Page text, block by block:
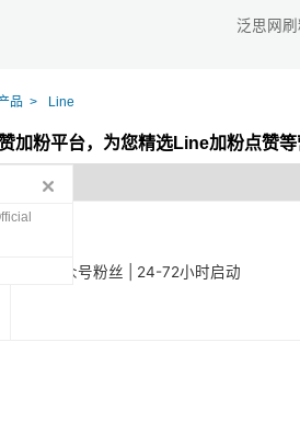
泛思网
品 Line
加粉平台，为您精选Line加粉点赞
Line公众号粉丝 | 24-72小时启动